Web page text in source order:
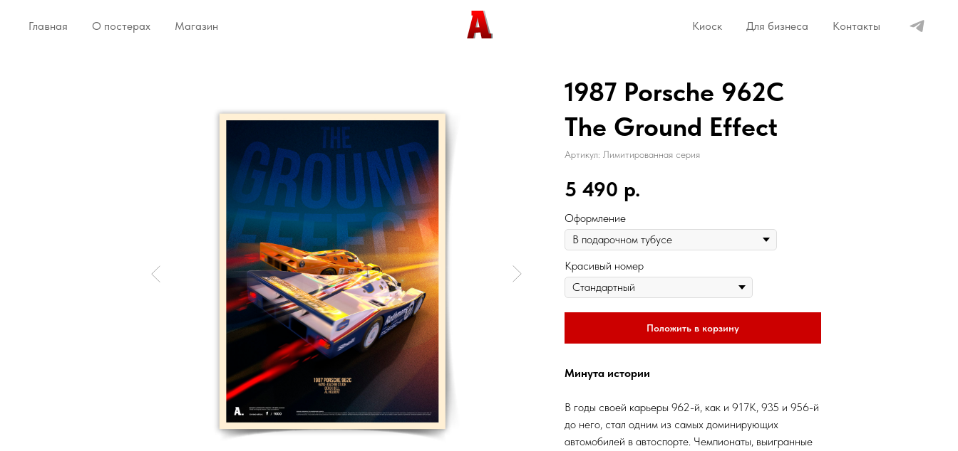
Главная О постерах Магазин Киоск Для бизнеса Контакты
1987 Porsche 962C
The Ground Effect
Артикул: Лимитированная серия
5 490 р.
Оформление
Красивый номер
Положить в корзину
Минута истории
В годы своей карьеры 962-й, как и 917K, 935 и 956-й
до него, стал одним из самых доминирующих
автомобилей в автоспорте. Чемпионаты, выигранные